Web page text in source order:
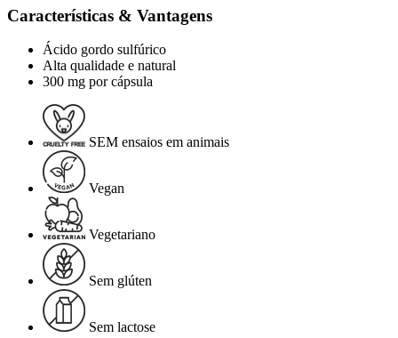
Características & Vantagens
Ácido gordo sulfúrico
Alta qualidade e natural
300 mg por cápsula
SEM ensaios em animais
Vegan
Vegetariano
Sem glúten
Sem lactose